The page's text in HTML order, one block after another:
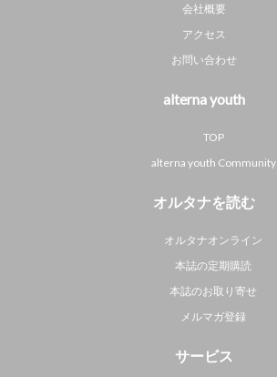
会社概要
アクセス
お問い合わせ
alterna youth
TOP
alterna youth Community
オルタナを読む
オルタナオンライン
本誌の定期購読
本誌のお取り寄せ
メルマガ登録
サービス